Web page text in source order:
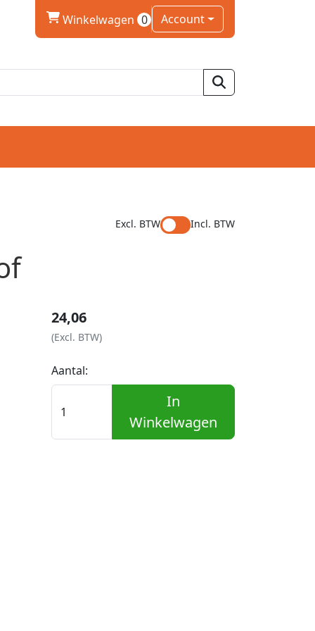
winkelwagen
Winkelwagen 0 Account
Excl. BTW Incl. BTW
24,06
(Excl. BTW)
Aantal:
In
Winkelwagen